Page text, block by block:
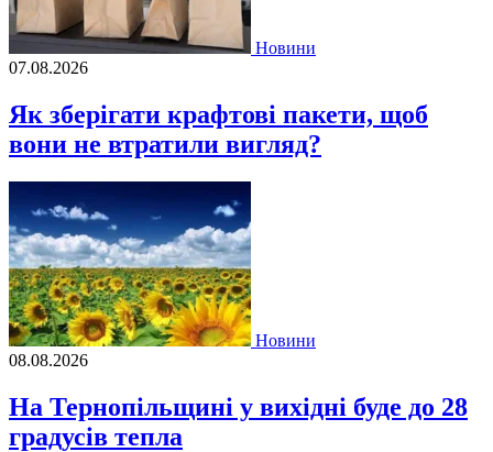
Новини
07.08.2026
Як зберігати крафтові пакети, щоб
вони не втратили вигляд?
Новини
08.08.2026
На Тернопільщині у вихідні буде до 28
градусів тепла